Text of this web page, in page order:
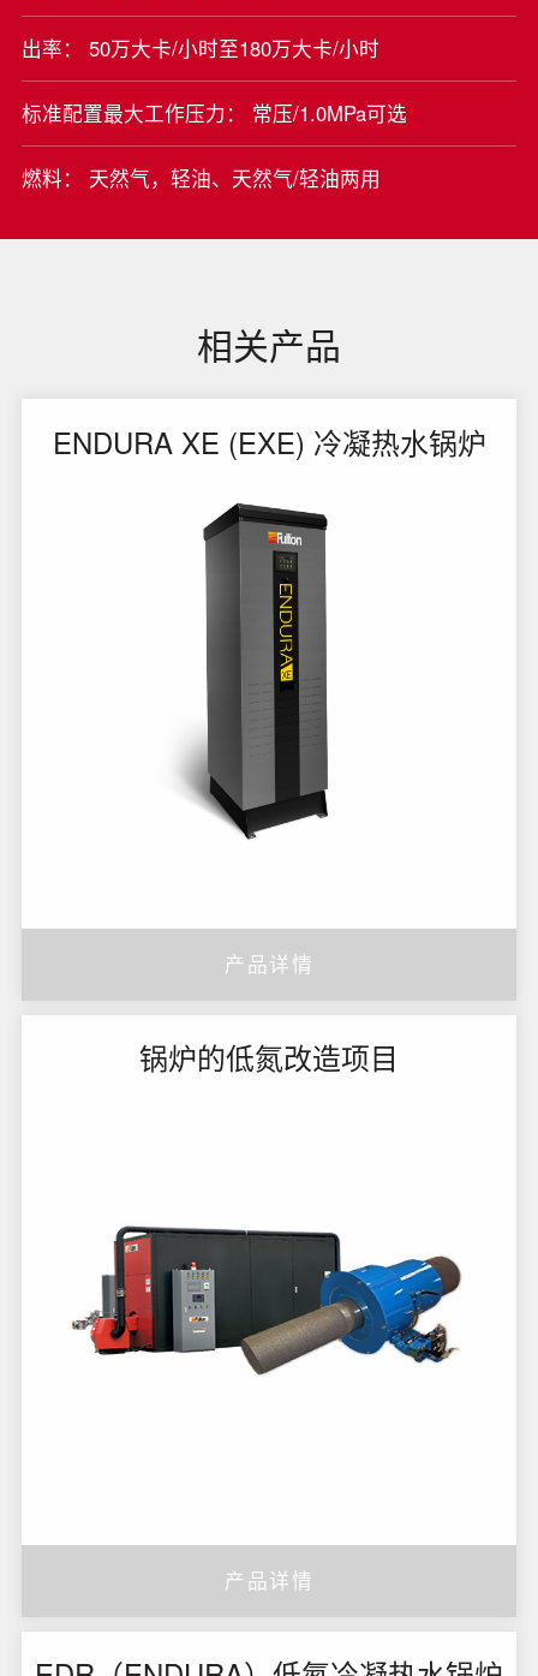
出率： 50万大卡/小时至180万大卡/小时
标准配置最大工作压力： 常压/1.0MPa可选
燃料： 天然气，轻油、天然气/轻油两用
相关产品
ENDURA XE (EXE) 冷凝热水锅炉
产品详情
锅炉的低氮改造项目
产品详情